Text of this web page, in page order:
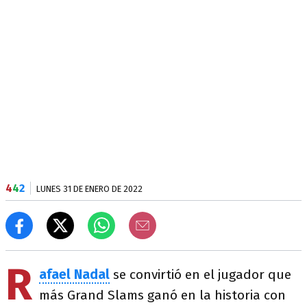
442 LUNES 31 DE ENERO DE 2022
R afael Nadal se convirtió en el jugador que
más Grand Slams ganó en la historia con